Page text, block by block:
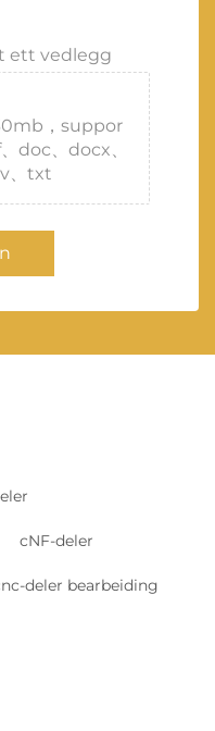
ett vedlegg
，suppor
doc、docx、
、txt
cNF-deler
deler bearbeiding